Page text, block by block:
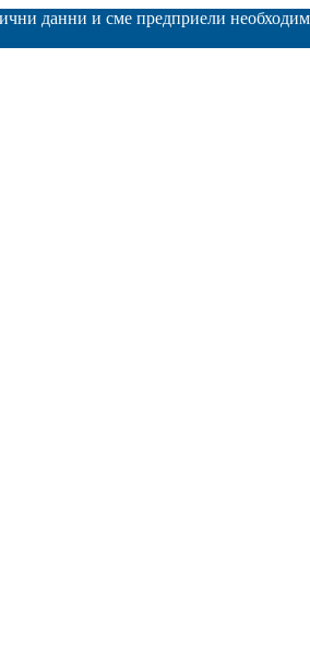
данни и сме предприели